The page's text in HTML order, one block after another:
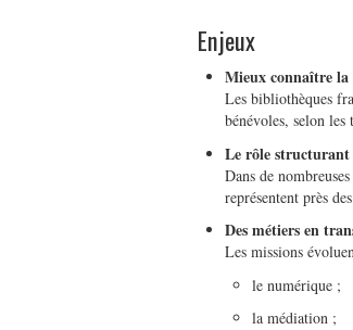
Enjeux
Mieux connaître la
Les bibliothèques
bénévoles, selon les
Le rôle structurant
Dans de
représentent près
Des métiers en
Les missions
le numérique ;
la médiation ;